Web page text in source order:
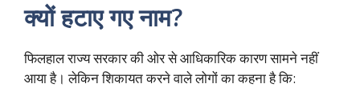
क्यों हटाए गए नाम?
फिलहाल राज्य सरकार की ओर से आधिकारिक कारण सामने नहीं
आया है। लेकिन शिकायत करने वाले लोगों का कहना है कि: